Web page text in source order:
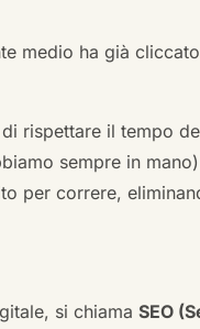
medio ha già
rispettare il tempo
sempre in
per correre,
si chiamaSEO